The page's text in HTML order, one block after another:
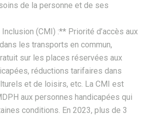
de la personne et de ses
(CMI) :** Priorité d’accès aux
les transports en commun,
sur les places réservées aux
réductions tarifaires dans
et de loisirs, etc. La CMI est
aux personnes handicapées qui
conditions. En 2023, plus de 3